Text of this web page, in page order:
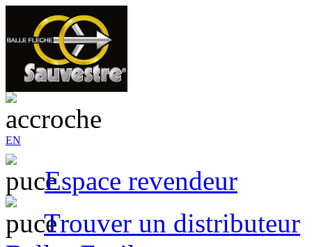
EN
Espace revendeur
Trouver un distributeur